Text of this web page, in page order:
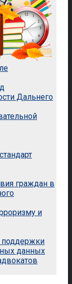
Дальнего
граждан в
и
данных